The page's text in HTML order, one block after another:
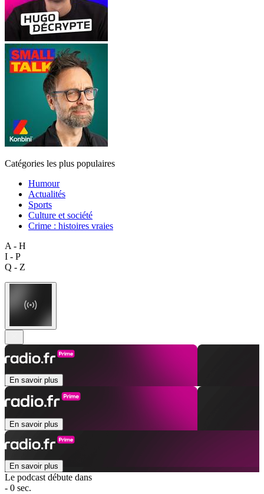
Catégories les plus populaires
Humour
Actualités
Sports
Culture et société
Crime : histoires vraies
A - H
I - P
Q - Z
En savoir plus
En savoir plus
En savoir plus
Le podcast débute dans
- 0 sec.